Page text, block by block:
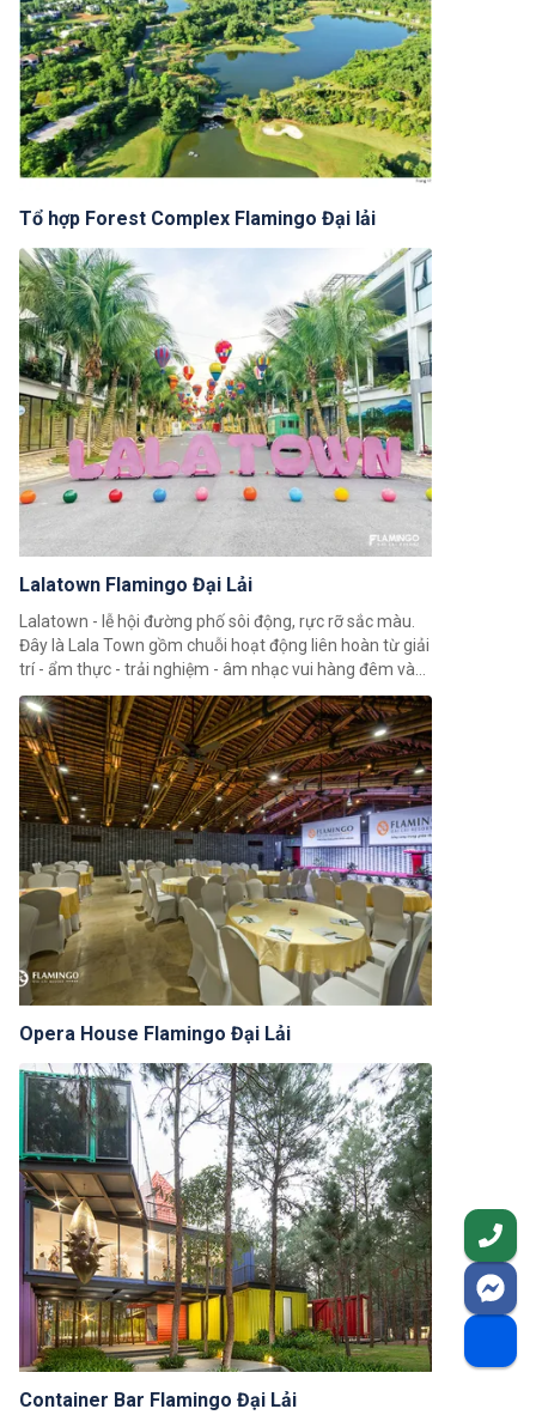
Tổ hợp Forest Complex Flamingo Đại lải
Lalatown Flamingo Đại Lải
Lalatown - lễ hội đường phố sôi động, rực rỡ sắc màu.
Đây là Lala Town gồm chuỗi hoạt động liên hoàn từ giải
trí - ẩm thực - trải nghiệm - âm nhạc vui hàng đêm và
đặc biệt sôi động vào mỗi dịp cuối tuần.
Opera House Flamingo Đại Lải
Container Bar Flamingo Đại Lải